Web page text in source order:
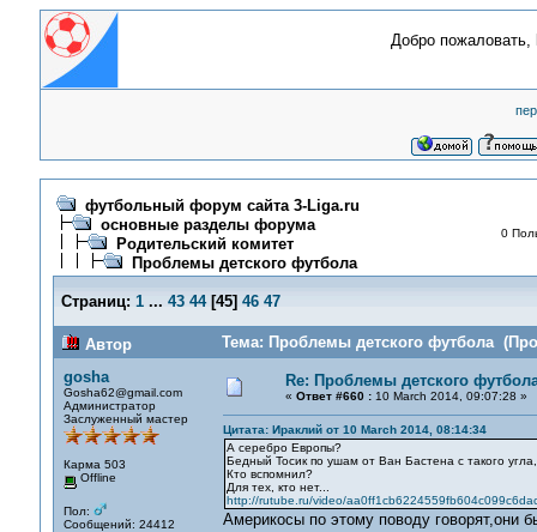
Добро пожаловать,
футбольный форум сайта 3-Liga.ru
основные разделы форума
Родительский комитет
Проблемы детского футбола
0
Страниц: 1 ... 43 44[45] 46 47
Автор
Тема: Проблемы детского футбола
gosha
Gosha62@gmail.com
Администратор
Заслуженный мастер
Карма 503
Offline
Пол:
Сообщений: 24412
Re: Проблемы детского
« Ответ #660 :10 March 2014, 09:07:28 »
Цитата: Ираклий от 10 March 2014, 08:14:34
А серебро Европы?
Бедный Тосик по ушам от Ван Бастена с такого
Кто вспомнил?
Для тех, кто нет...
http://rutube.ru/video/
Америкосы по этому поводу говорят,они